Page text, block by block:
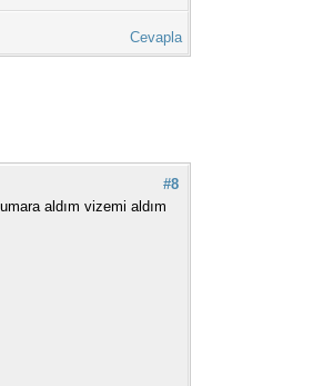
Cevapla
#8
aldım vizemi aldım